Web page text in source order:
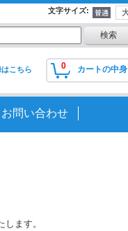
文字サイズ:
0 カートの中身
こちら
お問い合わせ
ます。